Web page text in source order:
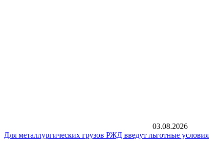
03.08.2026
Для металлургических грузов РЖД введут льготные условия